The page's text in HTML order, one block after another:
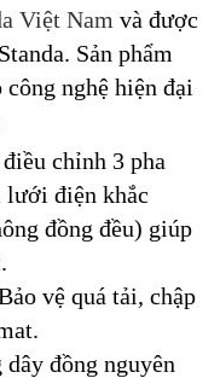
Việt Nam và được
Sản phẩm
nghệ hiện đại
chỉnh 3 pha
lưới điện khắc
đồng đều) giúp
vệ quá tải, chập
đồng nguyên